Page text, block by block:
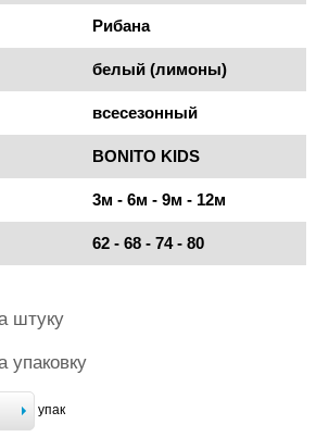
Рибана
белый (лимоны)
всесезонный
BONITO KIDS
3м - 6м - 9м - 12м
62 - 68 - 74 - 80
штуку
упаковку
упак